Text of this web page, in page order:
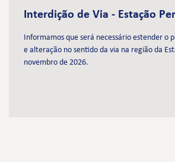
Interdição de Via - Estação
Informamos que será necessário estender o
e alteração no sentido da via na região da
novembro de 2026.